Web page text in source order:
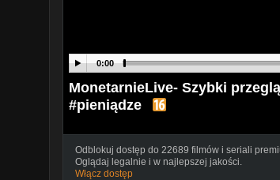
0:00
MonetarnieLive- Szybki
#pieniądze
Odblokuj dostęp do 22689 filmów i seriali
Oglądaj legalnie i w najlepszej jakości.
Włącz dostęp